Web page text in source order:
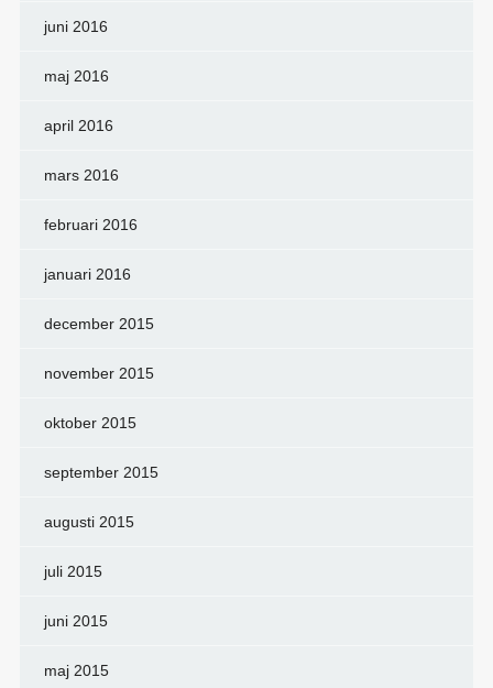
juni 2016
maj 2016
april 2016
mars 2016
februari 2016
januari 2016
december 2015
november 2015
oktober 2015
september 2015
augusti 2015
juli 2015
juni 2015
maj 2015